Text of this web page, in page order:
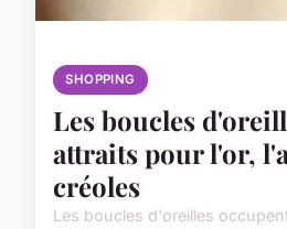
SHOPPING
Les boucles
attraits pour l'or,
créoles
Les boucles d'oreilles